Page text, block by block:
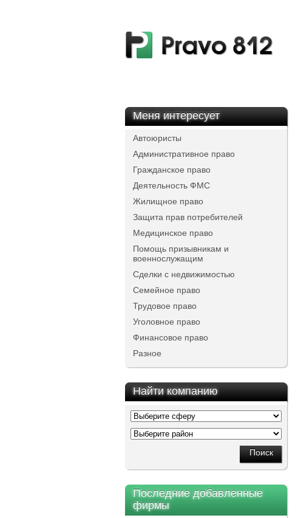
Меня интересует
Автоюристы
Административное право
Гражданское право
Деятельность ФМС
Жилищное право
Защита прав потребителей
Медицинское право
Помощь призывникам и
военнослужащим
Сделки с недвижимостью
Семейное право
Трудовое право
Уголовное право
Финансовое право
Разное
Найти компанию
Последние добавленные
фирмы